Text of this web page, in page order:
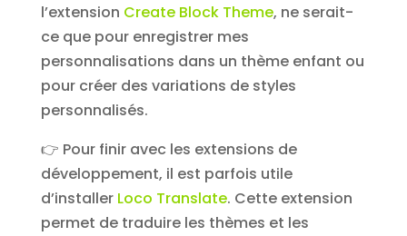
l’extension Create Block Theme, ne serait-
ce que pour enregistrer mes
personnalisations dans un thème enfant ou
pour créer des variations de styles
personnalisés.
👉 Pour finir avec les extensions de
développement, il est parfois utile
d’installer Loco Translate. Cette extension
permet de traduire les thèmes et les